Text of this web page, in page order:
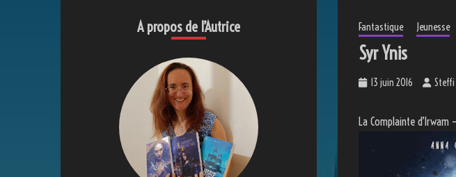
Fantastique Jeunesse
Syr Ynis
13 juin 2016 Steffi
La Complainte d’Irwam – 1
A propos de l’Autrice